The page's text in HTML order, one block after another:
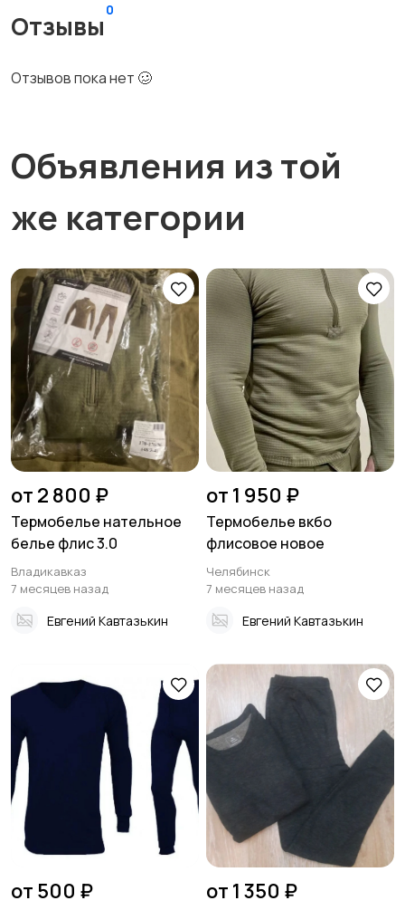
Отзывы
0
Отзывов пока нет 🥴
Объявления из той
же категории
от 2 800 ₽
Термобелье нательное
белье флис 3.0
Владикавказ
7 месяцев назад
Евгений Кавтазькин
от 1 950 ₽
Термобелье вкбо
флисовое новое
Челябинск
7 месяцев назад
Евгений Кавтазькин
от 500 ₽ от 1 350 ₽